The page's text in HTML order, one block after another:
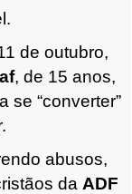
de outubro,
, de 15 anos,
se “converter”
abusos,
da ADF